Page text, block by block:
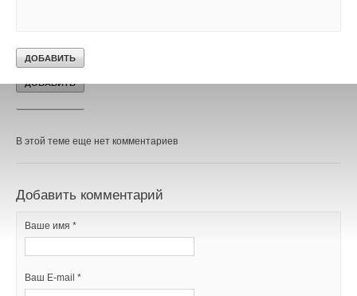
В этой теме еще нет комментариев
Добавить комментарий
Ваше имя *
Ваш E-mail *